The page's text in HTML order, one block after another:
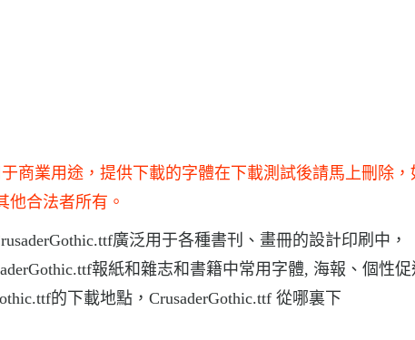
商業用途，提供下載的字體在下載測試後請馬上刪除
他合法者所有。
廣泛用于各種書刊、畫冊的設計印刷中，
報紙和雜志和書籍中常用字體, 海報、個性
的下載地點，CrusaderGothic.ttf 從哪裏下